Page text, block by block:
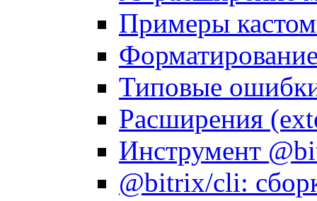
Примеры
Типовые
Расширения
Инструмент
@bitrix/cli: